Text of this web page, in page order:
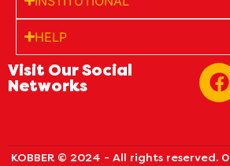
HELP
Visit Our Social
Networks
KOBBER © 2024 - All rights reserved.